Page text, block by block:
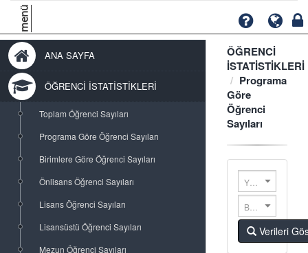
menü
ANA SAYFA
ÖĞRENCİ İSTATİSTİKLERİ
Toplam Öğrenci Sayıları
Programa Göre Öğrenci Sayıları
Birimlere Göre Öğrenci Sayıları
Önlisans Öğrenci Sayıları
Lisans Öğrenci Sayıları
Lisansüstü Öğrenci Sayıları
Mezun Öğrenci Sayıları
ÖĞRENCİ
İSTATİSTİKLERİ
Programa
Göre
Öğrenci
Sayıları
Verileri